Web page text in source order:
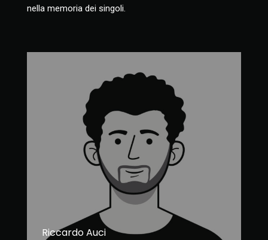
nella memoria dei singoli.
Riccardo Auci